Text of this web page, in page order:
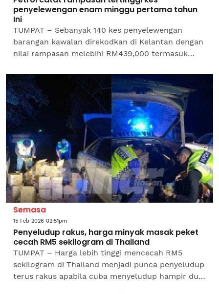
penyelewengan enam minggu pertama tahun
Ini
TUMPAT – Sebanyak 140 kes penyelewengan
barangan kawalan direkodkan di Kelantan dengan
nilai rampasan melebihi RM439,000 termasuk
minggu pertama tahun...
Semasa
15 Feb 2026 02:51pm
Penyeludup rakus, harga minyak masak peket
cecah RM5 sekilogram di Thailand
TUMPAT – Harga lebih tinggi mencecah RM5
sekilogram di Thailand menjadi punca penyeludup
terus rakus apabila cuba menyeludup hampir dua